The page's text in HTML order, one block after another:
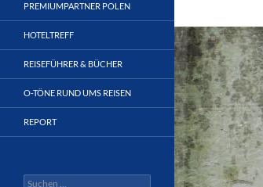
PREMIUMPARTNER POLEN
HOTELTREFF
REISEFÜHRER & BÜCHER
O-TÖNE RUND UMS REISEN
REPORT
Suchen